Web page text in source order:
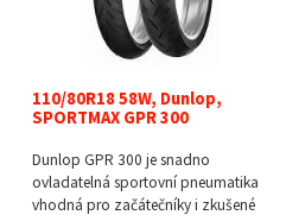
110/80R18 58W, Dunlop,
SPORTMAX GPR 300
Dunlop GPR 300 je snadno
ovladatelná sportovní pneumatika
vhodná pro začátečníky i zkušené